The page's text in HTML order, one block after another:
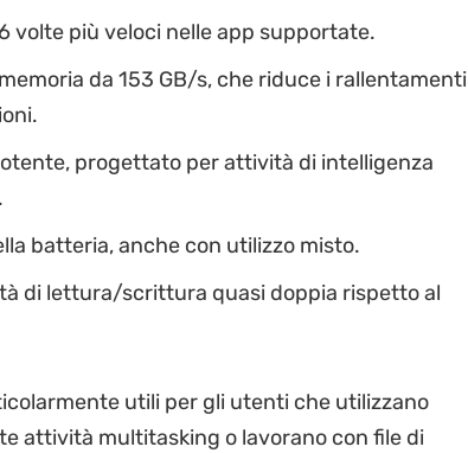
volte più veloci nelle app supportate.
da 153 GB/s, che riduce i rallentamenti
progettato per attività di intelligenza
batteria, anche con utilizzo misto.
di lettura/scrittura quasi doppia rispetto al
utili per gli utenti che utilizzano
attività multitasking o lavorano con file di